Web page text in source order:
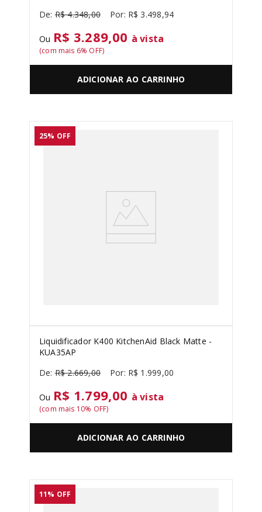
R$ 4.348,00 R$ 3.498,94
Ou R$ 3.289,00 à vista
(com mais 6% OFF)
ADICIONAR AO CARRINHO
25% OFF
Liquidificador K400 KitchenAid Black Matte -
KUA35AP
R$ 2.669,00 R$ 1 .999,00
Ou R$ 1.799,00 à vista
(com mais 10% OFF)
ADICIONAR AO CARRINHO
11% OFF